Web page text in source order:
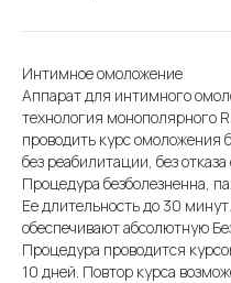
Интимное омоложение
Аппарат для интимного
технология монополярного
проводить курс омоложения
без реабилитации, без
Процедура безболезненна,
Ее длительность до 30
обеспечивают абсолютную
Процедура проводится
10 дней. Повтор курса